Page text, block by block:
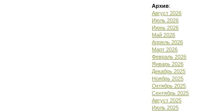
Архив:
Август 2026
Июль 2026
Июнь 2026
Май 2026
Апрель 2026
Март 2026
Февраль 2026
Январь 2026
Декабрь 2025
Ноябрь 2025
Октябрь 2025
Сентябрь 2025
Август 2025
Июль 2025